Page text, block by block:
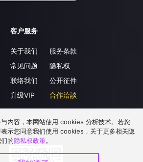
客户服务
关于我们
常见问题
联络我们
升级VIP
服务条款
隐私权
公开征件
合作洽談
内容，本网站使用 cookies 分析技术。若您
示您同意我们使用 cookies，关于更多相关隐
的隐私权政策。